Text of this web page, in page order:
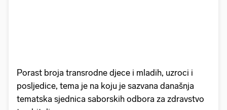
Porast broja transrodne djece i mladih, uzroci i
posljedice, tema je na koju je sazvana današnja
tematska sjednica saborskih odbora za zdravstvo